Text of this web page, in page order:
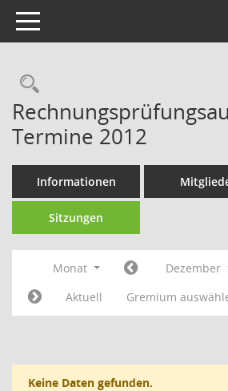
Toggle navigation
Rechercheauswahl
Termine 2012
Informationen
Sitzungen
Monat Dezember
Aktuell
Gremium
Keine Daten gefunden.